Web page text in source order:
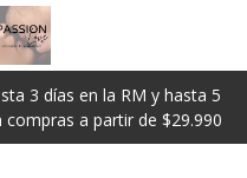
3 días en la RM y hasta 5
compras a partir de $29.990